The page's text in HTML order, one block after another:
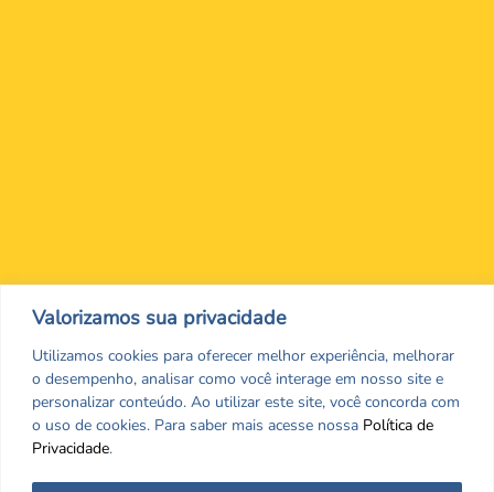
Valorizamos sua privacidade
Utilizamos cookies para oferecer melhor experiência, melhorar
o desempenho, analisar como você interage em nosso site e
personalizar conteúdo. Ao utilizar este site, você concorda com
o uso de cookies. Para saber mais acesse nossa Política de
Privacidade.